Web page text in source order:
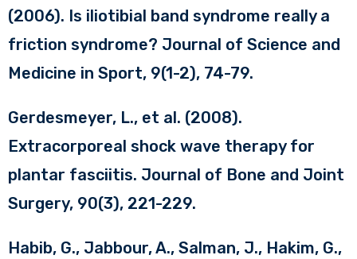
(2006). Is iliotibial band syndrome really a
friction syndrome? Journal of Science and
Medicine in Sport, 9(1-2), 74-79.
Gerdesmeyer, L., et al. (2008).
Extracorporeal shock wave therapy for
plantar fasciitis. Journal of Bone and Joint
Surgery, 90(3), 221-229.
Habib, G., Jabbour, A., Salman, J., Hakim, G.,